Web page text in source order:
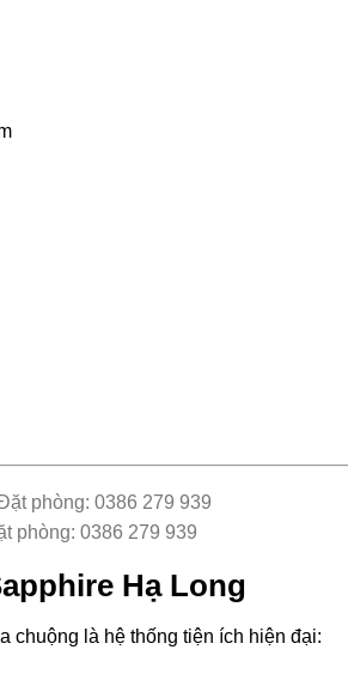
phòng: 0386 279 939
Hạ Long
chuộng là hệ thống tiện ích hiện đại: